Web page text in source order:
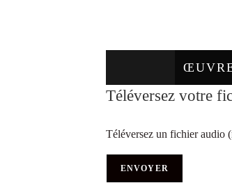
Téléversez votre
Téléversez un fichier audio